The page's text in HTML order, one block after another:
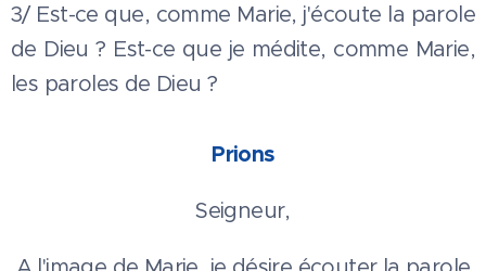
3/ Est-ce que, comme Marie, j'écoute la parole
de Dieu ? Est-ce que je médite, comme Marie,
les paroles de Dieu ?
Prions
Seigneur,